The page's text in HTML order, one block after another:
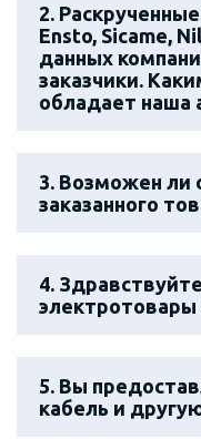
2.
Ensto, Sicame,
данных
заказчики.
обладает наша
3. Возможен ли
заказанного
4.
электротовары
5. Вы
кабель и